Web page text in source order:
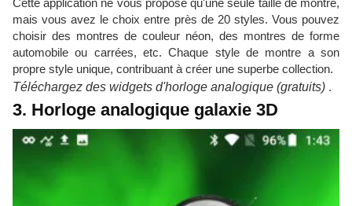
mais vous avez le choix entre près de 20 styles. Vous pouvez
choisir des montres de couleur néon, des montres de forme
automobile ou carrées, etc. Chaque style de montre a son
propre style unique, contribuant à créer une superbe collection.
Téléchargez des widgets d'horloge analogique (gratuits) .
3. Horloge analogique galaxie 3D